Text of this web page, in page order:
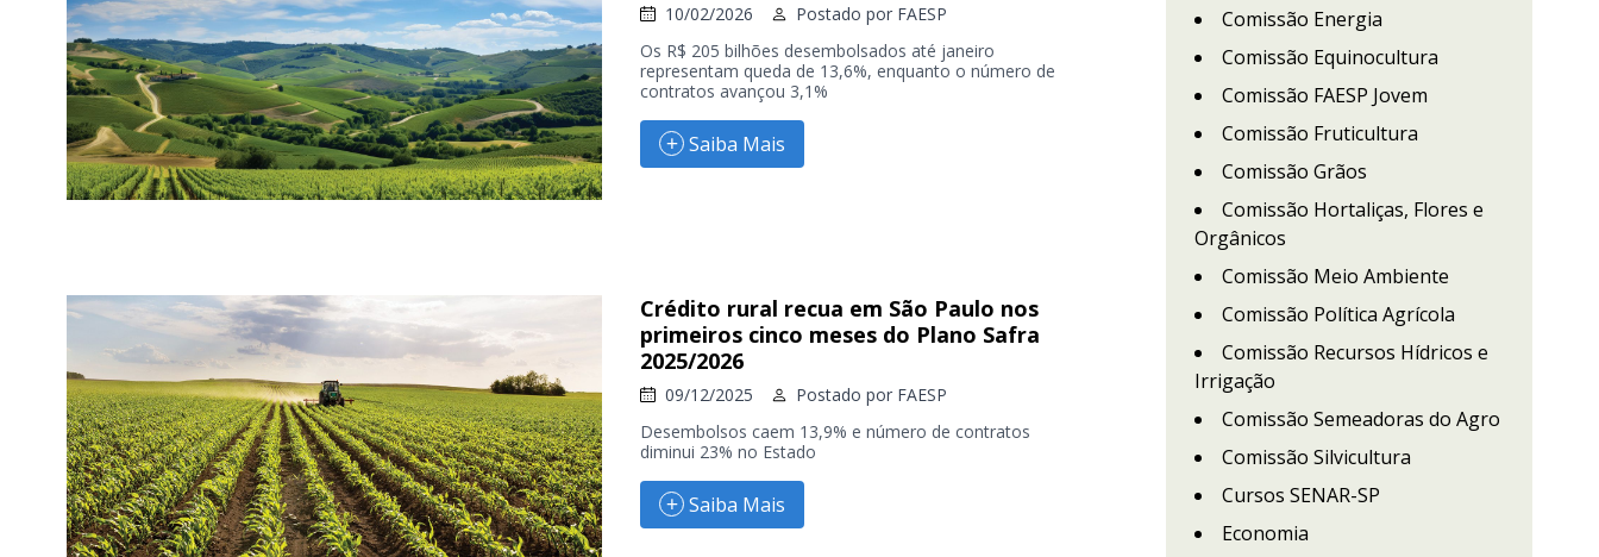
10/02/2026 Postado por FAESP
Os R$ 205 bilhões desembolsados até janeiro
representam queda de 13,6%, enquanto o número de
contratos avançou 3,1%
Saiba Mais
Crédito rural recua em São Paulo nos
primeiros cinco meses do Plano Safra
2025/2026
09/12/2025 Postado por FAESP
Desembolsos caem 13,9% e número de contratos
diminui 23% no Estado
Saiba Mais
Comissão Energia
Comissão Equinocultura
Comissão FAESP Jovem
Comissão Fruticultura
Comissão Grãos
Comissão Hortaliças, Flores e
Orgânicos
Comissão Meio Ambiente
Comissão Política Agrícola
Comissão Recursos Hídricos e
Irrigação
Comissão Semeadoras do Agro
Comissão Silvicultura
Cursos SENAR-SP
Economia